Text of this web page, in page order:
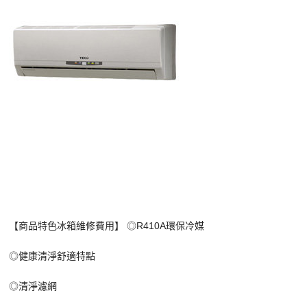
【商品特色冰箱維修費用】 ◎R410A環保冷媒
◎健康清淨舒適特點
◎清淨濾網